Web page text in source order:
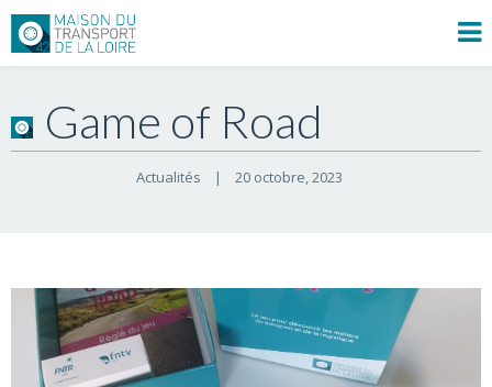
Game of Road
Actualités | 20 octobre, 2023